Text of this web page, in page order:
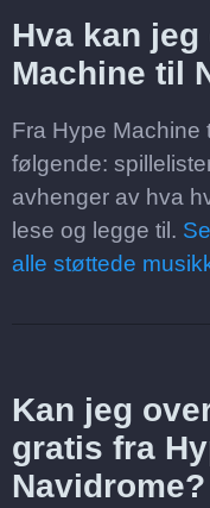
Hva kan
Machine til
Fra Hype Machine
følgende:
avhenger av hva
lese og legge til.
alle støttede
Kan jeg
gratis fra
Navidrome?